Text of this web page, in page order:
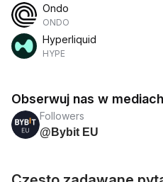
Ondo
ONDO
Hyperliquid
HYPE
Obserwuj nas w
Followers
@Bybit EU